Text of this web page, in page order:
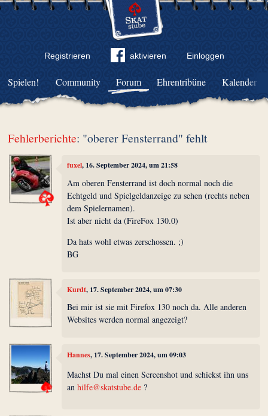
Registrieren aktivieren Einloggen
Community Forum Ehrentribüne Kalender
Spielen!
Fehlerberichte: "oberer Fensterrand" fehlt
fuxel, 16. September 2024, um 21:58
Am oberen Fensterrand ist doch normal noch die
Echtgeld und Spielgeldanzeige zu sehen (rechts neben
dem Spielernamen).
Ist aber nicht da (FireFox 130.0)
Da hats wohl etwas zerschossen. ;)
BG
Kurdt, 17. September 2024, um 07:30
Bei mir ist sie mit Firefox 130 noch da. Alle anderen
Websites werden normal angezeigt?
Hannes, 17. September 2024, um 09:03
Machst Du mal einen Screenshot und schickst ihn uns
anhilfe@skatstube.de ?